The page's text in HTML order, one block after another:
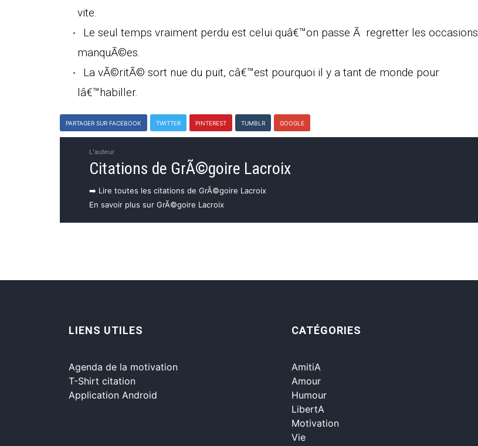
vite.
Le seul temps vraiment perdu est celui quâ€™on passe Ã regretter les occasions
manquÃ©es.
La vÃ©ritÃ© sort nue du puit, câ€™est pourquoi il y a tant de monde pour
lâ€™habiller.
PARTAGER SUR FACEBOOK TWITTER PINTEREST TUMBLR GOOGLE
L'auteur
Citations de GrÃ©goire Lacroix
➡️ Lire toutes les citations de GrÃ©goire Lacroix
En savoir plus sur GrÃ©goire Lacroix
LIENS UTILES
Agenda de la motivation
T-Shirt citation
Application Android
CATÉGORIES
AmitiA
Amour
Humour
LibertA
Motivation
Vie